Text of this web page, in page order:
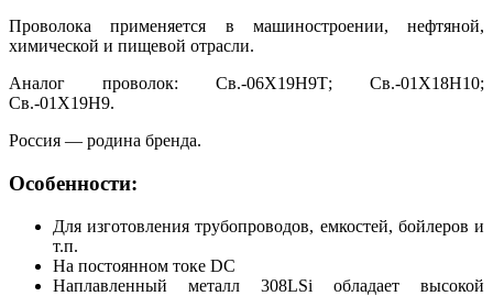
Проволока применяется в машиностроении, нефтяной,
химической и пищевой отрасли.
Аналог проволок: Св.-06Х19Н9Т; Св.-01Х18Н10;
Св.-01Х19Н9.
Россия — родина бренда.
Особенности:
Для изготовления трубопроводов, емкостей, бойлеров и
т.п.
На постоянном токе DC
Наплавленный металл 308LSi обладает высокой